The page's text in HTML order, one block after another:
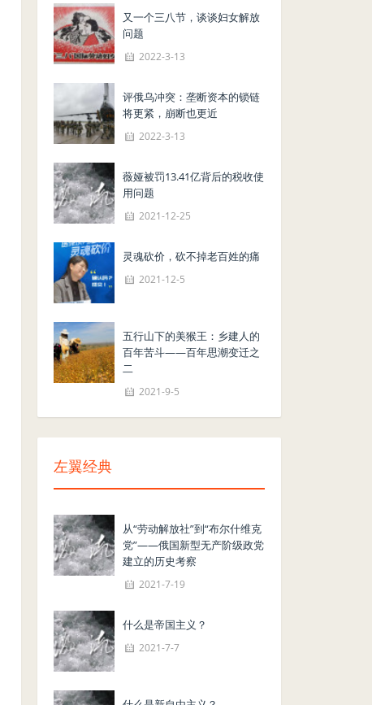
又一个三八节，谈谈妇女解放
问题
2022-3-13
评俄乌冲突：垄断资本的锁链
将更紧，崩断也更近
2022-3-13
薇娅被罚13.41亿背后的税收使
用问题
2021-12-25
灵魂砍价，砍不掉老百姓的痛
2021-12-5
五行山下的美猴王：乡建人的
百年苦斗——百年思潮变迁之
二
2021-9-5
左翼经典
从“劳动解放社”到“布尔什维克
党”——俄国新型无产阶级政党
建立的历史考察
2021-7-19
什么是帝国主义？
2021-7-7